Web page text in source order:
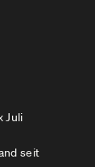
Juli
seit